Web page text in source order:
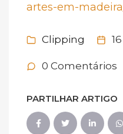
artes-em-
Clipping
0 Comentários
PARTILHAR ARTIGO